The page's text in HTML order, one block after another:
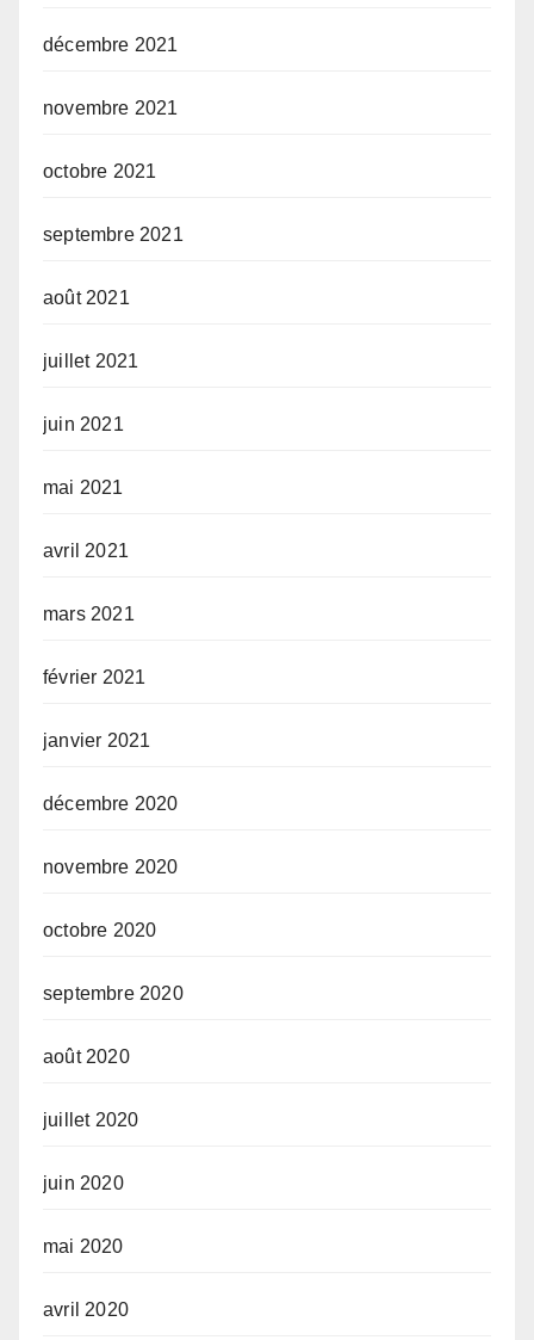
décembre 2021
novembre 2021
octobre 2021
septembre 2021
août 2021
juillet 2021
juin 2021
mai 2021
avril 2021
mars 2021
février 2021
janvier 2021
décembre 2020
novembre 2020
octobre 2020
septembre 2020
août 2020
juillet 2020
juin 2020
mai 2020
avril 2020